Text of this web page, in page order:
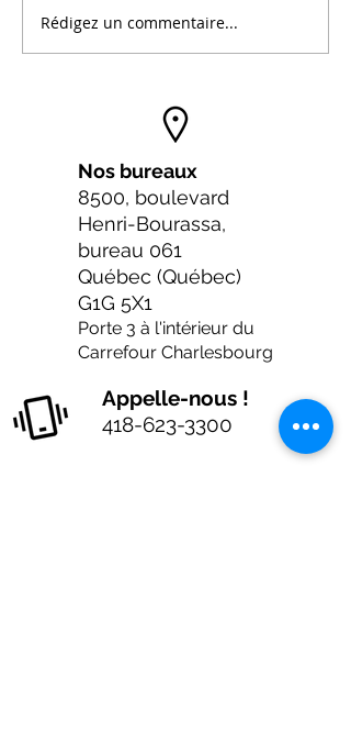
29e assemblée générale
annuelle
Rédigez un commentaire...
Nos bureaux
8500, boulevard
Henri-Bourassa,
bureau 061
Québec (Québec)
G1G 5X1
Porte 3 à l'intérieur du
Carrefour Charlesbourg
Appelle-nous !
418-623-3300